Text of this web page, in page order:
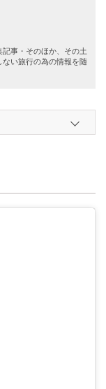
事・そのほか、その土
い旅行の為の情報を随